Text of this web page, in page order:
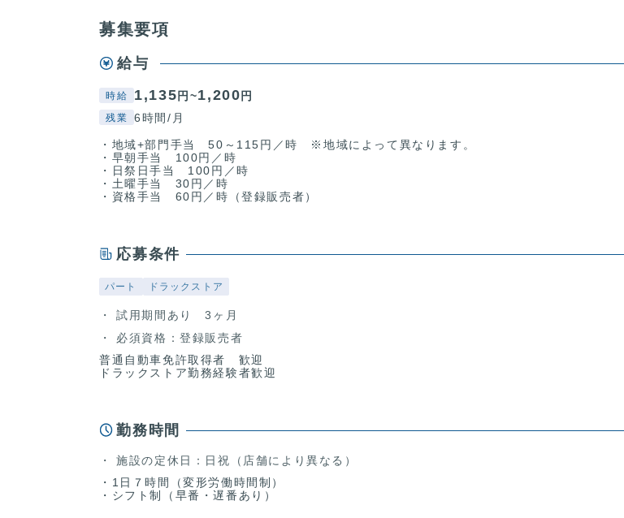
募集要項
給与
時給 1,135 円~1,200 円
残業 6時間/月
・地域+部門手当 50～115円／時 ※地域によって異なります。
・早朝手当 100円／時
・日祭日手当 100円／時
・土曜手当 30円／時
・資格手当 60円／時（登録販売者）
応募条件
パート ドラックストア
試用期間あり 3ヶ月
必須資格：登録販売者
普通自動車免許取得者 歓迎
ドラックストア勤務経験者歓迎
勤務時間
施設の定休日：日祝（店舗により異なる）
・1日７時間（変形労働時間制）
・シフト制（早番・遅番あり）